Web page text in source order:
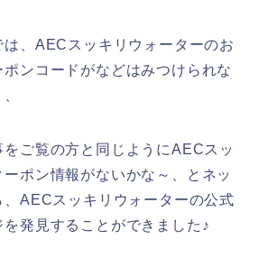
、AECスッキリウォーターのお
ンコードがなどはみつけられな
ご覧の方と同じようにAECスッ
ポン情報がないかな～、とネッ
、AECスッキリウォーターの公式
発見することができました♪